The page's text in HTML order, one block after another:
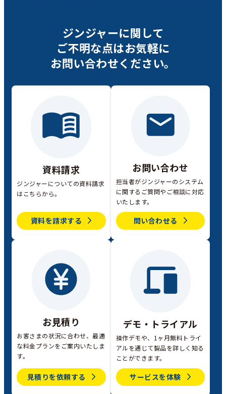
ジンジャーに関して
ご不明な点はお気軽に
お問い合わせください。
資料請求
ジンジャーについての資料請求
はこちらから。
資料を請求する
お問い合わせ
担当者がジンジャーのシステム
に関するご質問やご相談に対応
いたします。
問い合わせる
お見積り
お客さまの状況に合わせ、最適
な料金プランをご案内いたしま
す。
見積りを依頼する
デモ・トライアル
操作デモや、1ヶ月無料トライ
アルを通じて製品を詳しく知る
ことができます。
サービスを体験